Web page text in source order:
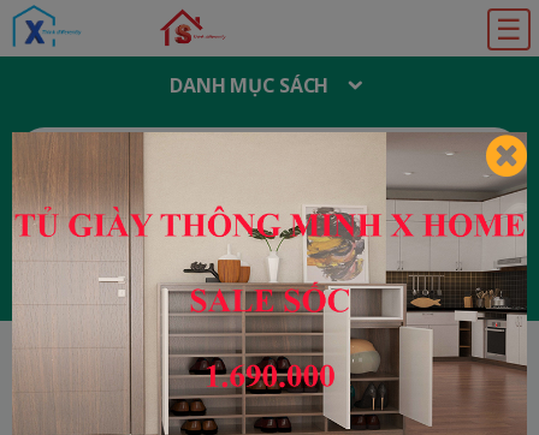
☰
DANH MỤC SÁCH
T
M
I
M
Đăng ký Đăng nhập
HOME Tâm Lý - Kỹ Năng Sống
Tốc Độ Tư
Duy